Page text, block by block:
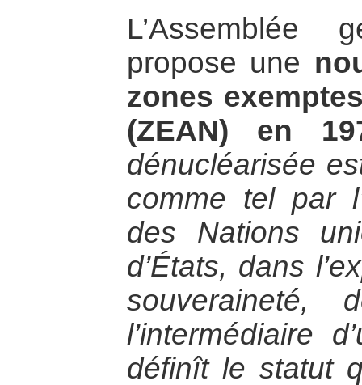
L’Assemblée
propose une
zones
(ZEAN) en
dénucléarisée
comme tel par
des Nations
d’États, dans
souveraineté,
l’intermédiaire
définît le statut